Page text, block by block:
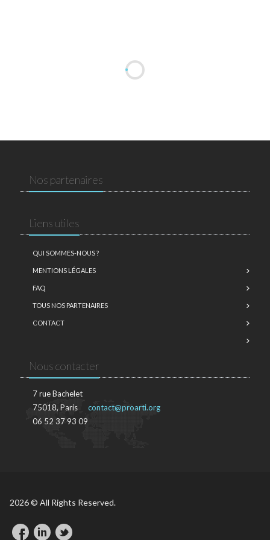
Nos partenaires
Liens utiles
QUI SOMMES-NOUS ?
MENTIONS LÉGALES
FAQ
TOUS NOS PARTENAIRES
CONTACT
Nous contacter
7 rue Bachelet
75018, Paris
06 52 37 93 09
contact@proarti.org
2026 © All Rights Reserved.